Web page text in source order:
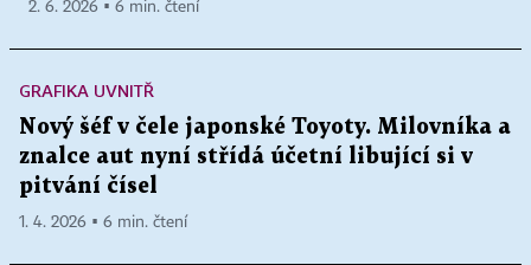
2. 6. 2026 ▪ 6 min. čtení
GRAFIKA UVNITŘ
Nový šéf v čele japonské Toyoty. Milovníka a
znalce aut nyní střídá účetní libující si v
pitvání čísel
1. 4. 2026 ▪ 6 min. čtení